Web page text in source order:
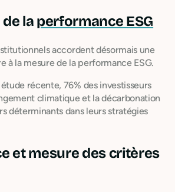
la performance ESG
accordent désormais une
à la mesure de la performance ESG.
récente, 76% des investisseurs
climatique et la décarbonation
déterminants dans leurs stratégies
et mesure des critères